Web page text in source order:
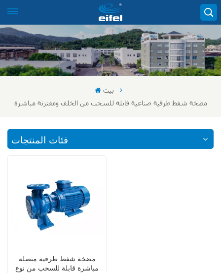
بيت
مضخة شفط طرفية صناعية قابلة للسحب من الخلف ومقترنة مباشرة
فئات المنتجات
مضخة شفط طرفية متصلة
مباشرة قابلة للسحب من نوع